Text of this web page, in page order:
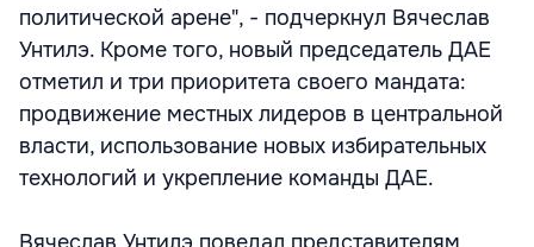
политической арене", - подчеркнул Вячеслав
Унтилэ. Кроме того, новый председатель ДАЕ
отметил и три приоритета своего мандата:
продвижение местных лидеров в центральной
власти, использование новых избирательных
технологий и укрепление команды ДАЕ.